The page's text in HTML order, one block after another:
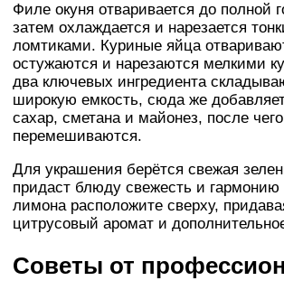
Филе окуня отваривается до полной
затем охлаждается и нарезается
ломтиками. Куриные яйца
остужаются и нарезаются мелкими
два ключевых ингредиента
широкую емкость, сюда же
сахар, сметана и майонез, после чего
перемешиваются.
Для украшения берётся свежая
придаст блюду свежесть и гармонию
лимона расположите сверху,
цитрусовый аромат и
Советы от